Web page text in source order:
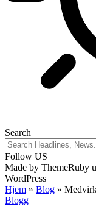
Search
Follow US
Made by ThemeRuby
WordPress
Hjem » Blog »
Blogg